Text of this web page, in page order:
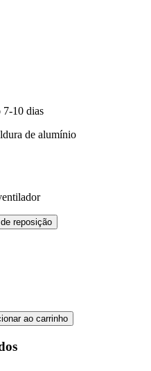
7-10 dias
de alumínio
reposição
ao carrinho